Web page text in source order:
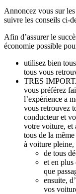
Annoncez vous sur
suivre les conseils ci-
Afin d’assurer le
économie possible
utilisez bien
tous vous
TRES
vous préférez
l’expérience a
vous retrouvez
conducteur et
votre voiture, et
tous de la
à voiture pleine,
de tous
et en plus
que
ensuite,
vos